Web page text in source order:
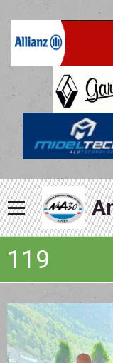
119